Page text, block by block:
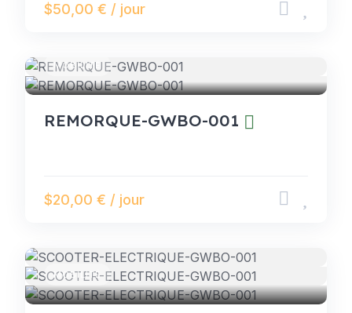
$50,00 € / jour
MOBILITÉ
REMORQUE-GWBO-001
$20,00 € / jour
MOBILITÉ